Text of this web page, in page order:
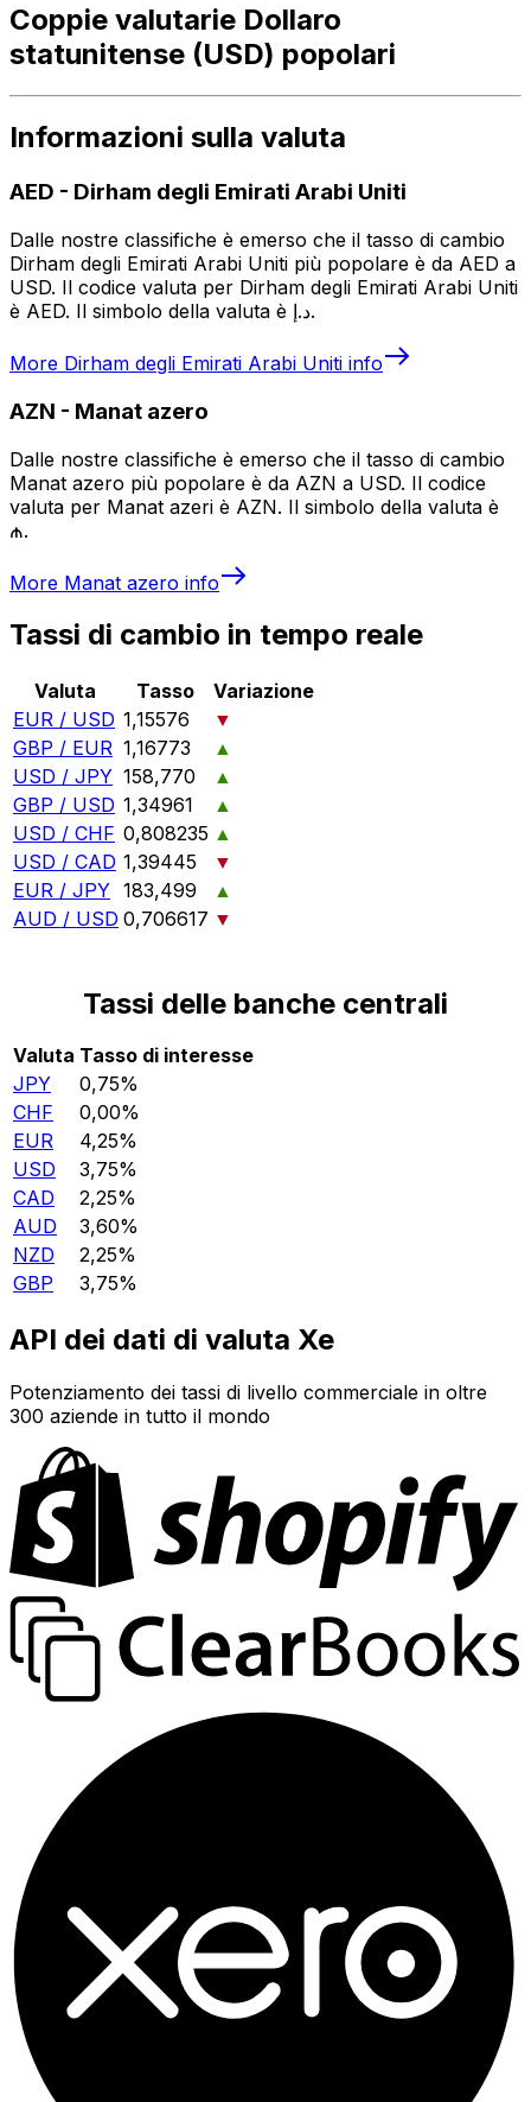
Coppie valutarie Dollaro
statunitense (USD) popolari
Informazioni sulla valuta
AED - Dirham degli Emirati Arabi Uniti
Dalle nostre classifiche è emerso che il tasso di cambio
Dirham degli Emirati Arabi Uniti più popolare è da AED a
USD. Il codice valuta per Dirham degli Emirati Arabi Uniti
è AED. Il simbolo della valuta è د.إ.
More Dirham degli Emirati Arabi Uniti info
AZN - Manat azero
Dalle nostre classifiche è emerso che il tasso di cambio
Manat azero più popolare è da AZN a USD. Il codice
valuta per Manat azeri è AZN. Il simbolo della valuta è
₼.
More Manat azero info
Tassi di cambio in tempo reale
Valuta Tasso
Variazione
EUR / USD 1,15576
▼
GBP / EUR 1,16773
▲
USD / JPY 158,770
▲
GBP / USD 1,34961
▲
USD / CHF 0,808235 ▲
USD / CAD 1,39445
▼
EUR / JPY 183,499
▲
AUD / USD 0,706617 ▼
Tassi delle banche centrali
Valuta Tasso di interesse
JPY
0,75%
CHF
0,00%
EUR
4,25%
USD
3,75%
CAD
2,25%
AUD
3,60%
NZD
2,25%
GBP
3,75%
API dei dati di valuta Xe
Potenziamento dei tassi di livello commerciale in oltre
300 aziende in tutto il mondo